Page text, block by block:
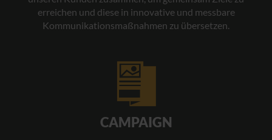
erreichen und diese in innovative und messbare
Kommunikationsmaßnahmen zu übersetzen.
CAMPAIGN